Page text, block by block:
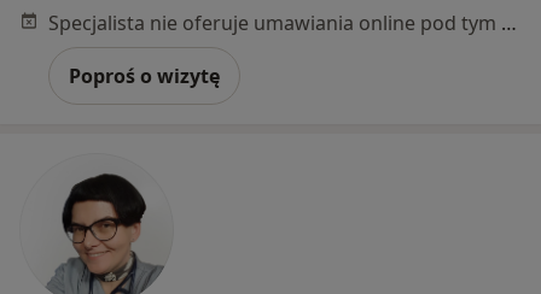
Specjalista nie oferuje umawiania online pod tym adresem.
Poproś o wizytę